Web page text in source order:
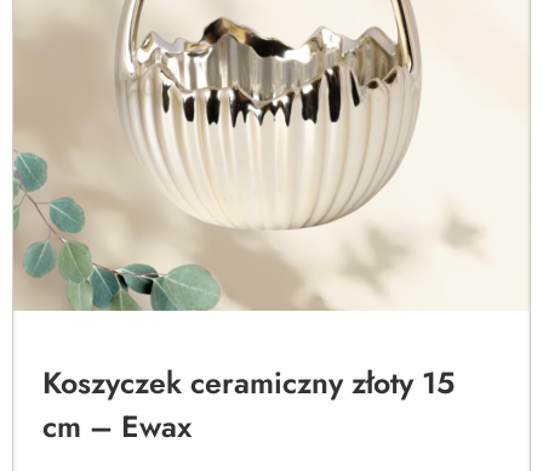
Koszyczek ceramiczny złoty 15
cm – Ewax